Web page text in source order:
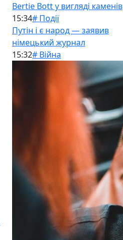
Bertie Bott у вигляді каменів
15:34# Події
Путін і є народ — заявив
німецький журнал
15:32# Війна